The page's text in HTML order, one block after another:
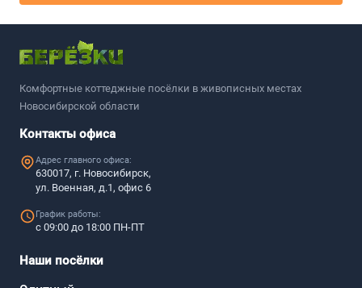
Комфортные коттеджные посёлки в живописных местах
Новосибирской области
Контакты офиса
Адрес главного офиса:
630017, г. Новосибирск,
ул. Военная, д.1, офис 6
График работы:
с 09:00 до 18:00 ПН-ПТ
Наши посёлки